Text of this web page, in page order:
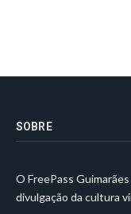
SOBRE
O FreePass
divulgação da cultura